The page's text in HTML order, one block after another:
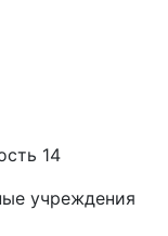
14
учреждения